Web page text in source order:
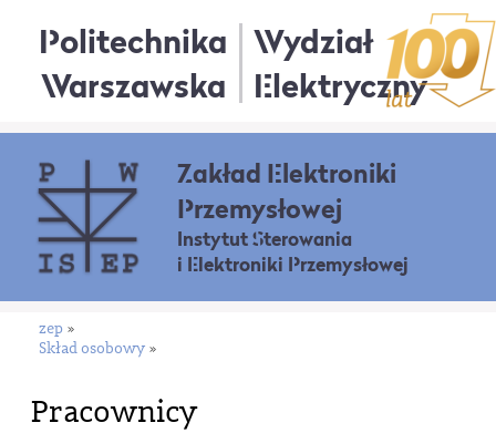
Politechnika
Warszawska
Wydział
Elektryczny
Zakład Elektroniki
Przemysłowej
Instytut Sterowania
i Elektroniki Przemysłowej
zep »
Skład osobowy »
Pracownicy